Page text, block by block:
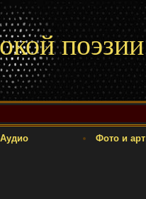
поэзии
Аудио Фото и арт